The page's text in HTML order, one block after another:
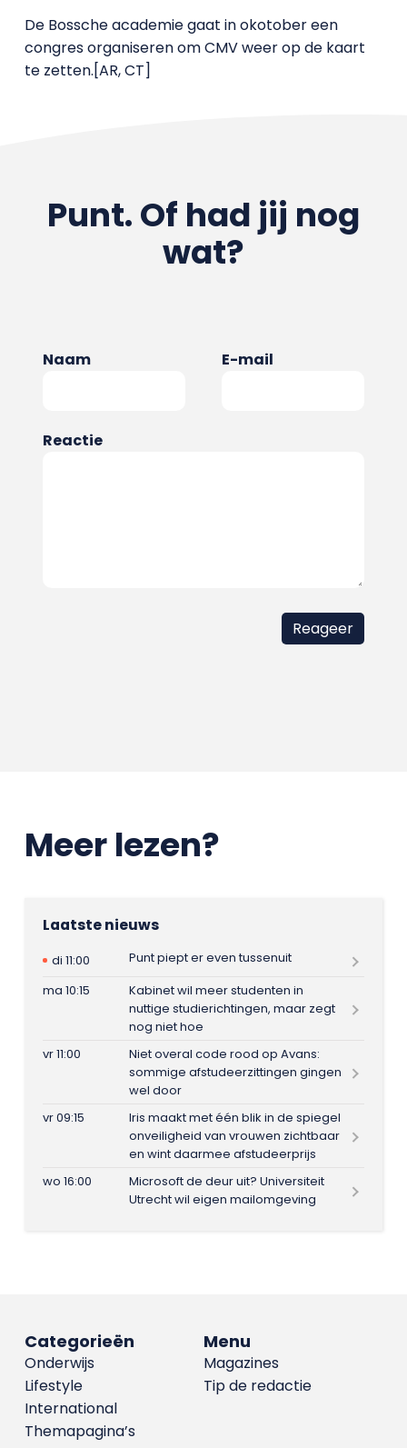
De Bossche academie gaat in okotober een
congres organiseren om CMV weer op de kaart
te zetten.[AR, CT]
Punt. Of had jij nog
wat?
Naam E-mail
Reactie
Meer lezen?
Laatste nieuws
di 11:00
Punt piept er even tussenuit
ma 10:15
Kabinet wil meer studenten in
nuttige studierichtingen, maar zegt
nog niet hoe
vr 11:00
Niet overal code rood op Avans:
sommige afstudeerzittingen gingen
wel door
vr 09:15
Iris maakt met één blik in de spiegel
onveiligheid van vrouwen zichtbaar
en wint daarmee afstudeerprijs
wo 16:00
Microsoft de deur uit? Universiteit
Utrecht wil eigen mailomgeving
Menu
Magazines
Tip de redactie
Categorieën
Onderwijs
Lifestyle
International
Themapagina’s